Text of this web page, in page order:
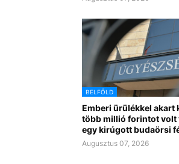
BELFÖLD
Emberi ürülékkel akart
több millió forintot volt
egy kirúgott budaörsi
Augusztus 07, 2026